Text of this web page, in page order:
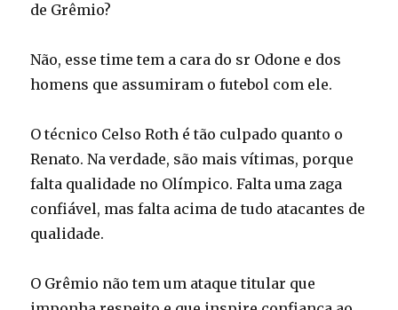
de Grêmio?
Não, esse time tem a cara do sr Odone e dos
homens que assumiram o futebol com ele.
O técnico Celso Roth é tão culpado quanto o
Renato. Na verdade, são mais vítimas, porque
falta qualidade no Olímpico. Falta uma zaga
confiável, mas falta acima de tudo atacantes de
qualidade.
O Grêmio não tem um ataque titular que